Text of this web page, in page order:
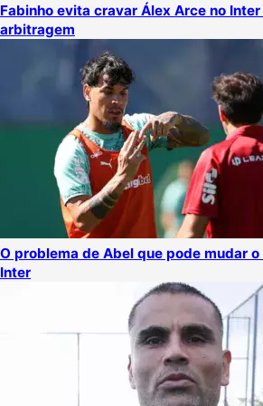
Fabinho evita cravar Álex Arce no
arbitragem
O problema de Abel que pode mudar
Inter